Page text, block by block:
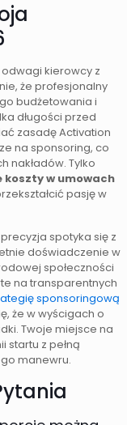
kierowcy z
że profesjonalny
budżetowania i
długości przed
zasadę Activation
na sponsoring, co
nakładów. Tylko
koszty w umowach
pasję w
spotyka się z
doświadczenie w
społeczności
na transparentnych
sponsoringową
że w wyścigach o
Twoje miejsce na
startu z pełną
manewru.